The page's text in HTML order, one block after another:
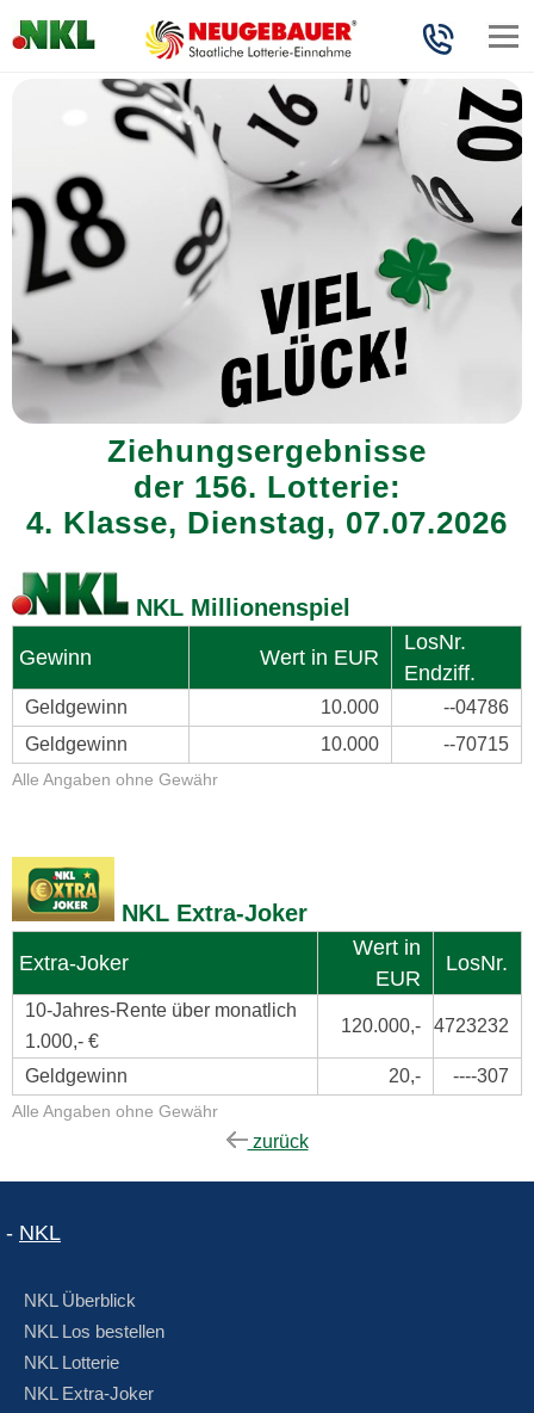
Ziehungsergebnisse
der 156. Lotterie:
4. Klasse, Dienstag, 07.07.2026
NKL Millionenspiel
Gewinn Wert in EUR
LosNr.
Endziff.
Geldgewinn 10.000
--04786
Geldgewinn
10.000 --70715
Alle Angaben ohne Gewähr
NKL Extra-Joker
Extra-Joker
Wert in
EUR
LosNr.
10-Jahres-Rente über monatlich
1.000,- €
120.000,- 4723232
Geldgewinn 20,- ----307
Alle Angaben ohne Gewähr
zurück
- NKL
NKL Überblick
NKL Los bestellen
NKL Lotterie
NKL Extra-Joker